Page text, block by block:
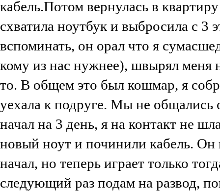
кабель.Потом вернулась в
схватила ноутбук и выбросила с
вспоминать, он орал что я
кому из нас нужнее), швырял меня
то. В общем это был кошмар, я
уехала к подруге. Мы не общались
начал на 3 день, я на контакт не
новый ноут и починили кабель. Он
начал, но теперь играет только
следующий раз подам на развод,